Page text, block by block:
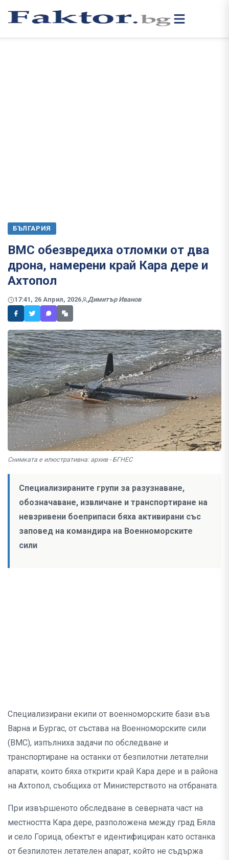
БЪЛГАРИЯ
ВМС обезвредиха отломки от два
дрона, намерени край Кара дере и
Ахтопол
17:41, 26 Април, 2026 Димитър Иванов
Снимката е илюстративна: архив - БГНЕС
Специализираните групи за разузнаване,
обозначаване, извличане и транспортиране на
невзривени боеприпаси бяха активирани със
заповед на командира на Военноморските
сили
Специализирани екипи от военноморските бази във
Варна и Бургас, от състава на Военноморските сили
(ВМС), изпълниха задачи по обследване и
транспортиране на останки от безпилотни летателни
апарати, които бяха открити край Кара дере и в района
на Ахтопол, съобщиха от Министерството на отбраната.
При извършеното обследване в северната част на
местността Кара дере, разположена между град Бяла
и село Горица, обектът е идентифициран като останка
от безпилотен летателен апарат, който не съдържа